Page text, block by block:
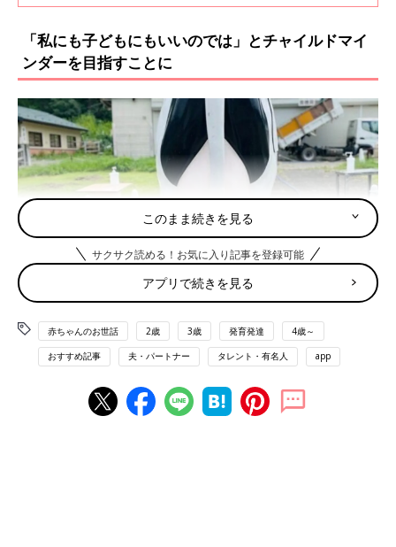
ていたそうですが、2人目を育てていく過程
のきょうだい育児の様子について、たっぷり話
してくれました。
「私にも子どもにもいいのでは」とチャイルドマイ
ンダーを目指すことに
――今年の夏に、チャイルドマインダーの資格を取得されたそう
このまま続きを見る
サクサク読める！お気に入り記事を登録可能
アプリで続きを見る
赤ちゃんのお世話 2歳 3歳 発育発達 4歳～
おすすめ記事 夫・パートナー タレント・有名人 app